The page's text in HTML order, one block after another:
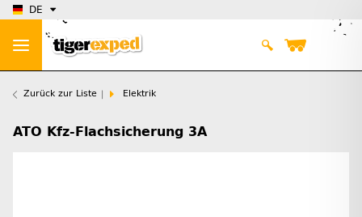
DE
Zurück zur Liste Elektrik
ATO Kfz-Flachsicherung 3A